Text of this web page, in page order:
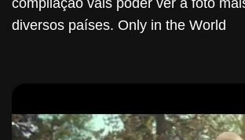
diversos países. Only in the World